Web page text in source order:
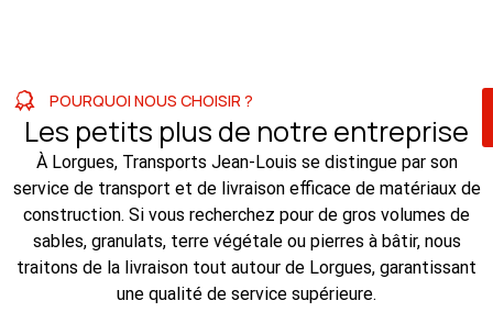
POURQUOI NOUS CHOISIR ?
Les petits plus de notre entreprise
À Lorgues, Transports Jean-Louis se distingue par son
service de transport et de livraison efficace de matériaux de
construction. Si vous recherchez pour de gros volumes de
sables, granulats, terre végétale ou pierres à bâtir, nous
traitons de la livraison tout autour de Lorgues, garantissant
une qualité de service supérieure.